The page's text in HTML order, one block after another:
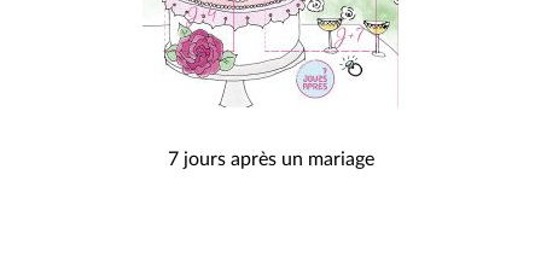
NAVIGATION7 jours après un mariage